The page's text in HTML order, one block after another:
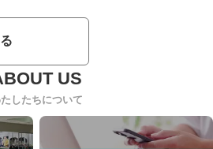
したちについて